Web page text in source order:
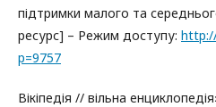
підтримки малого та
ресурс] – Режим доступу:
p=9757
Вікіпедія // вільна